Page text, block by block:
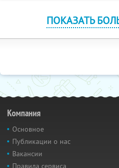
ПОКАЗАТЬ
Компания
Основное
Публикации о нас
Вакансии
Правила сервиса